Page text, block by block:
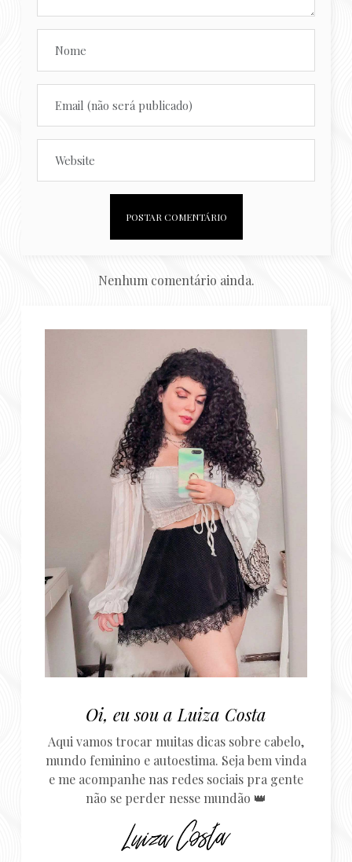
Nenhum comentário ainda.
Oi, eu sou a Luiza Costa
Aqui vamos trocar muitas dicas sobre cabelo,
mundo feminino e autoestima. Seja bem vinda
e me acompanhe nas redes sociais pra gente
não se perder nesse mundão 👑